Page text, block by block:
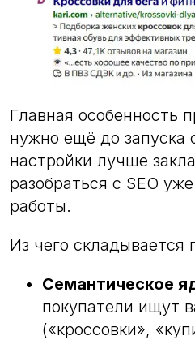
Главная особенность
нужно ещё до запуска
настройки лучше
разобраться с SEO
работы.
Из чего складывается
Семантическое
покупатели ищут
(«кроссовки»,